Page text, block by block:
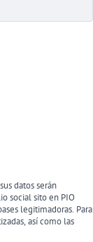
datos serán
social sito en PIO
legitimadoras. Para
así como las